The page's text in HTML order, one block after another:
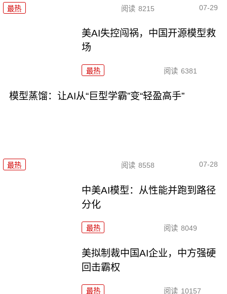
最热 阅读 8215 07-29
美AI失控闯祸，中国开源模型救
场
最热 阅读 6381
模型蒸馏：让AI从“巨型学霸”变“轻盈高手”
最热 阅读 8558 07-28
中美AI模型：从性能并跑到路径
分化
最热 阅读 8049
美拟制裁中国AI企业，中方强硬
回击霸权
最热 阅读 10157